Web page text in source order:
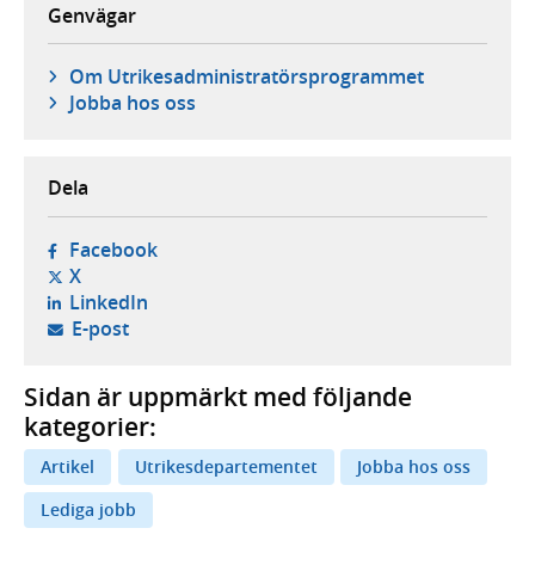
Genvägar
Om Utrikesadministratörsprogrammet
Jobba hos oss
Dela
Facebook- öppnas i ny flik, extern webbplats,
X- öppnas i ny flik, extern webbplats,
LinkedIn- öppnas i ny flik, extern webbplats,
E-post- öppnar din e-postklient,
Sidan är uppmärkt med följande
kategorier:
Artikel Utrikesdepartementet
Jobba hos oss
Lediga jobb